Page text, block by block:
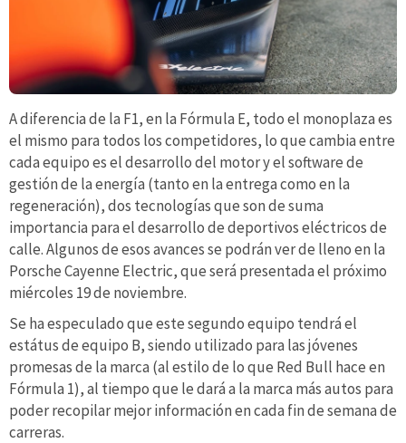
A diferencia de la F1, en la Fórmula E, todo el monoplaza es
el mismo para todos los competidores, lo que cambia entre
cada equipo es el desarrollo del motor y el software de
gestión de la energía (tanto en la entrega como en la
regeneración), dos tecnologías que son de suma
importancia para el desarrollo de deportivos eléctricos de
calle. Algunos de esos avances se podrán ver de lleno en la
Porsche Cayenne Electric, que será presentada el próximo
miércoles 19 de noviembre.
Se ha especulado que este segundo equipo tendrá el
estátus de equipo B, siendo utilizado para las jóvenes
promesas de la marca (al estilo de lo que Red Bull hace en
Fórmula 1), al tiempo que le dará a la marca más autos para
poder recopilar mejor información en cada fin de semana de
carreras.